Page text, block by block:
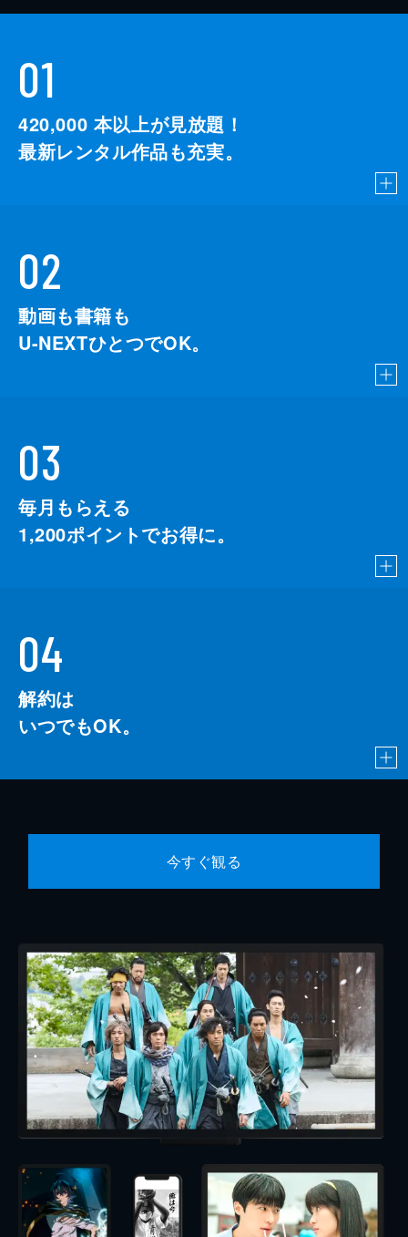
01
420,000 本以上が見放題！
最新レンタル作品も充実。
02
動画も書籍も
U-NEXTひとつでOK。
03
毎月もらえる
1,200ポイントでお得に。
04
解約は
いつでもOK。
今すぐ観る